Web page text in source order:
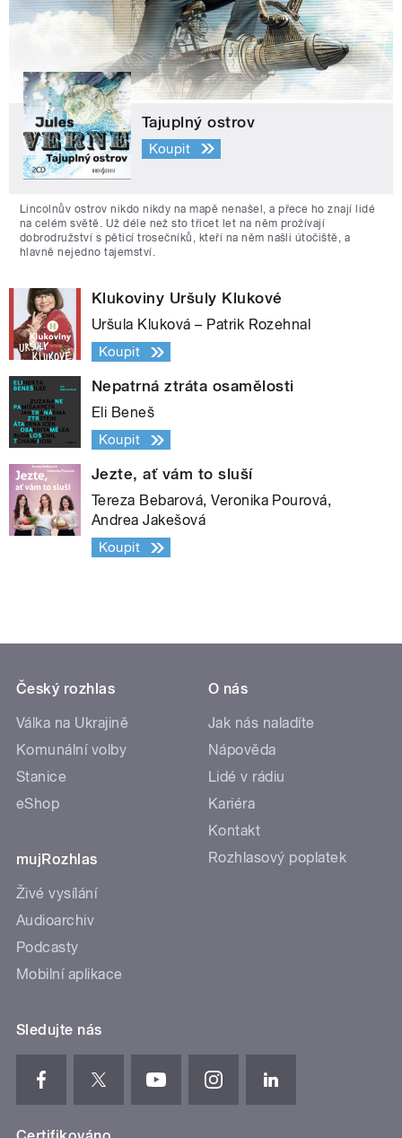
Tajuplný ostrov
Koupit
Lincolnův ostrov nikdo nikdy na mapě nenašel, a přece ho znají lidé
na celém světě. Už déle než sto třicet let na něm prožívají
dobrodružství s pěticí trosečníků, kteří na něm našli útočiště, a
hlavně nejedno tajemství.
Klukoviny Uršuly Klukové
Uršula Kluková – Patrik Rozehnal
Koupit
Nepatrná ztráta osamělosti
Eli Beneš
Koupit
Jezte, ať vám to sluší
Tereza Bebarová, Veronika Pourová,
Andrea Jakešová
Koupit
Český rozhlas
Válka na Ukrajině
Komunální volby
Stanice
eShop
mujRozhlas
Živé vysílání
Audioarchiv
Podcasty
Mobilní aplikace
O nás
Jak nás naladíte
Nápověda
Lidé v rádiu
Kariéra
Kontakt
Rozhlasový poplatek
Sledujte nás